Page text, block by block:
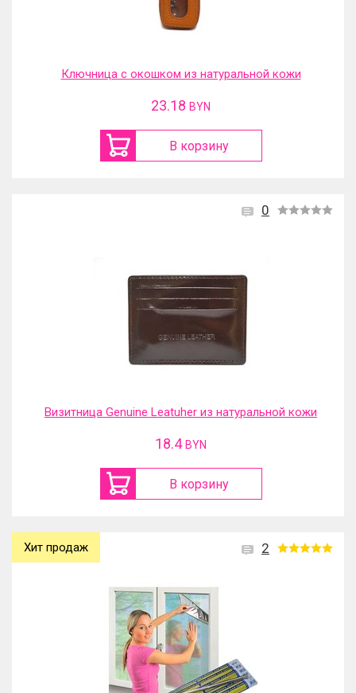
Ключница с окошком из натуральной кожи
23.18 BYN
В корзину
0
Визитница Genuine Leatuher из натуральной кожи
18.4 BYN
В корзину
2
Хит продаж